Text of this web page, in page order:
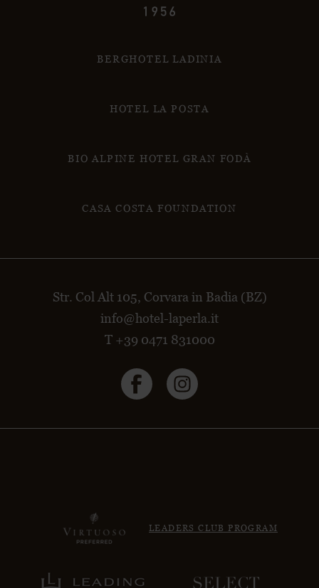
BERGHOTEL LADINIA
HOTEL LA POSTA
BIO ALPINE HOTEL GRAN FODÀ
CASA COSTA FOUNDATION
Str. Col Alt 105, Corvara in Badia (BZ)
info@hotel-laperla.it
T +39 0471 831000
LEADERS CLUB PROGRAM